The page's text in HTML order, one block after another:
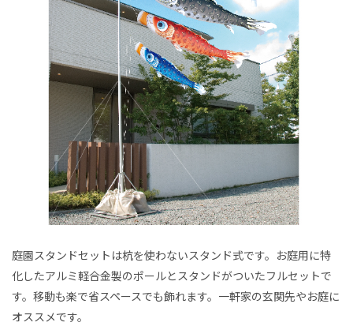
庭園スタンドセットは杭を使わないスタンド式です。お庭用に特
化したアルミ軽合金製のポールとスタンドがついたフルセットで
す。移動も楽で省スペースでも飾れます。一軒家の玄関先やお庭に
オススメです。